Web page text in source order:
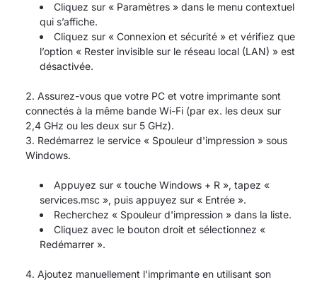
Cliquez sur « Paramètres » dans le menu contextuel
qui s’affiche.
Cliquez sur « Connexion et sécurité » et vérifiez que
l’option « Rester invisible sur le réseau local (LAN) » est
désactivée.
Assurez-vous que votre PC et votre imprimante sont
connectés à la même bande Wi-Fi (par ex. les deux sur
2,4 GHz ou les deux sur 5 GHz).
Redémarrez le service « Spouleur d'impression » sous
Windows.
Appuyez sur « touche Windows + R », tapez «
services.msc », puis appuyez sur « Entrée ».
Recherchez « Spouleur d'impression » dans la liste.
Cliquez avec le bouton droit et sélectionnez «
Redémarrer ».
Ajoutez manuellement l'imprimante en utilisant son